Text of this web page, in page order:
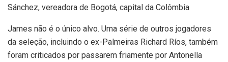
Sánchez, vereadora de Bogotá, capital da Colômbia
James não é o único alvo. Uma série de outros jogadores
da seleção, incluindo o ex-Palmeiras Richard Ríos, também
foram criticados por passarem friamente por Antonella